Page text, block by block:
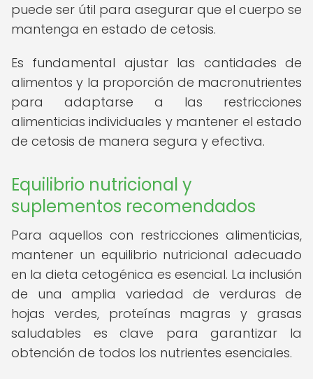
puede ser útil para asegurar que el cuerpo se
mantenga en estado de cetosis.
Es fundamental ajustar las cantidades de
alimentos y la proporción de macronutrientes
para adaptarse a las restricciones
alimenticias individuales y mantener el estado
de cetosis de manera segura y efectiva.
Equilibrio nutricional y
suplementos recomendados
Para aquellos con restricciones alimenticias,
mantener un equilibrio nutricional adecuado
en la dieta cetogénica es esencial. La inclusión
de una amplia variedad de verduras de
hojas verdes, proteínas magras y grasas
saludables es clave para garantizar la
obtención de todos los nutrientes esenciales.